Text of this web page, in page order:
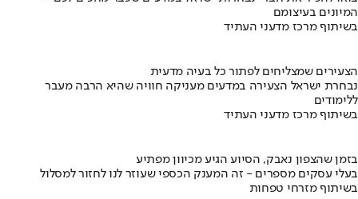
המיונים בעיצומם
בשיתוף מרכז מדעני העתיד
הצעירים שמצליחים לפתור כל בעיה מדעית
נבחרת ישראל הצעירה במדעים מעניקה חוויה שהיא הרבה מעבר
ללימודים
בשיתוף מרכז מדעני העתיד
בזמן שהצפון נאבק, הסיוע הגיע מכיוון מפתיע
בעלי עסקים מספרים - זה המענק הכספי שעוזר לנו לחזור למסלול
בשיתוף מזרחי טפחות